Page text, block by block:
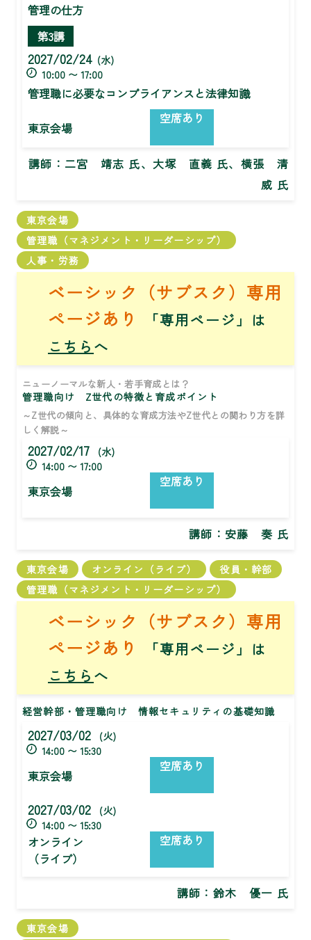
管理の仕方
第3講
2027/02/24 (水)
10:00 〜 17:00
管理職に必要なコンプライアンスと法律知識
東京会場
空席あり
講師： 二宮 靖志 氏、大塚 直義 氏、横張 清
威 氏
東京会場
管理職（マネジメント・リーダーシップ）
人事・労務
ベーシック（サブスク）専用
ページあり
「専用ページ」は
こちら へ
ニューノーマルな新人・若手育成とは？
管理職向け Z世代の特徴と育成ポイント
～Z世代の傾向と、具体的な育成方法やZ世代との関わり方を詳
しく解説～
2027/02/17
(水)
14:00 〜 17:00
東京会場
空席あり
講師： 安藤 奏 氏
東京会場 オンライン（ライブ）
役員・幹部
管理職（マネジメント・リーダーシップ）
ベーシック（サブスク）専用
ページあり
「専用ページ」は
こちら へ
経営幹部・管理職向け 情報セキュリティの基礎知識
2027/03/02
(火)
14:00 〜 15:30
東京会場
空席あり
2027/03/02
(火)
14:00 〜 15:30
オンライン
（ライブ）
空席あり
講師： 鈴木 優一 氏
東京会場